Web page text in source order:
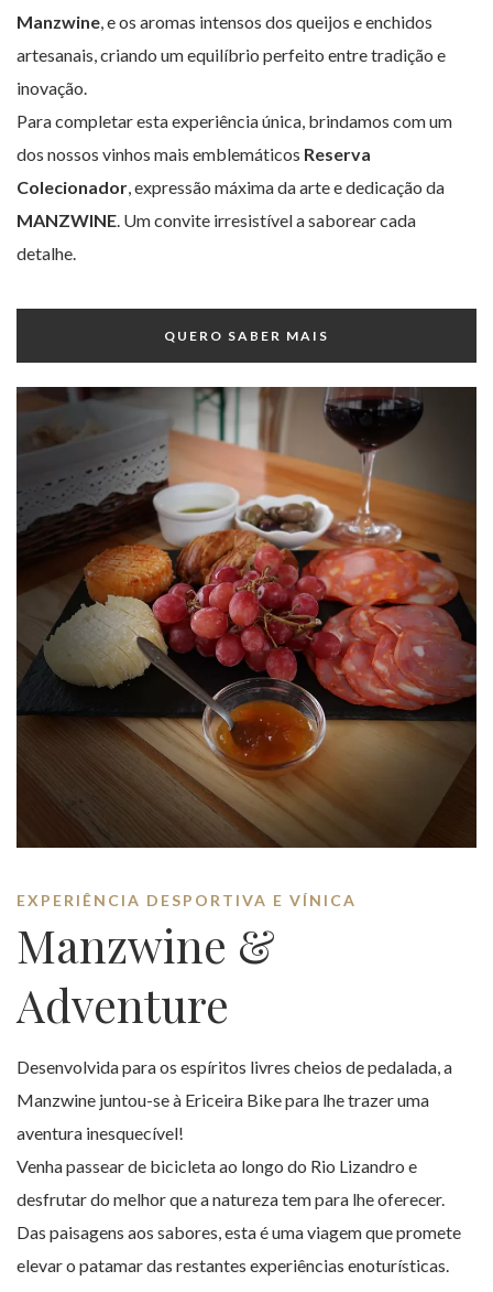
Manzwine, e os aromas intensos dos queijos e enchidos
artesanais, criando um equilíbrio perfeito entre tradição e
inovação.
Para completar esta experiência única, brindamos com um
dos nossos vinhos mais emblemáticos Reserva
Colecionador, expressão máxima da arte e dedicação da
MANZWINE. Um convite irresistível a saborear cada
detalhe.
QUERO SABER MAIS
EXPERIÊNCIA DESPORTIVA E VÍNICA
Manzwine &
Adventure
Desenvolvida para os espíritos livres cheios de pedalada, a
Manzwine juntou-se à Ericeira Bike para lhe trazer uma
aventura inesquecível!
Venha passear de bicicleta ao longo do Rio Lizandro e
desfrutar do melhor que a natureza tem para lhe oferecer.
Das paisagens aos sabores, esta é uma viagem que promete
elevar o patamar das restantes experiências enoturísticas.